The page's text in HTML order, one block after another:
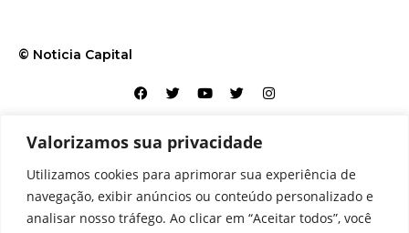
Valorizamos sua privacidade
Utilizamos cookies para aprimorar sua experiência de
navegação, exibir anúncios ou conteúdo personalizado e
analisar nosso tráfego. Ao clicar em “Aceitar todos”, você
© Noticia Capital
Contato Home Aviso legal Configurações de cookies
Equipe Perfil Política de cookies Serviços